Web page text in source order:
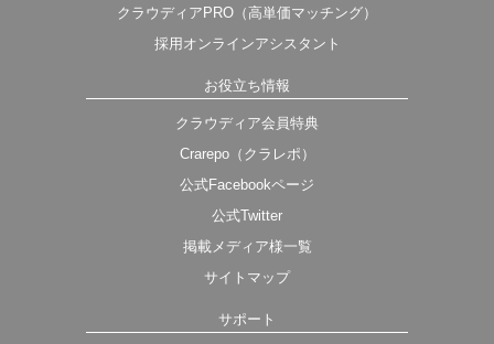
クラウディアPRO（高単価マッチング）
採用オンラインアシスタント
お役立ち情報
クラウディア会員特典
Crarepo（クラレポ）
公式Facebookページ
公式Twitter
掲載メディア様一覧
サイトマップ
サポート